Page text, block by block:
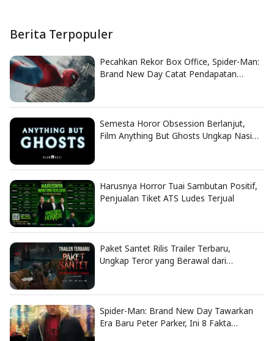
Berita Terpopuler
Pecahkan Rekor Box Office, Spider-Man:
Brand New Day Catat Pendapatan
Semesta Horor Obsession Berlanjut,
Film Anything But Ghosts Ungkap Nasib
Harusnya Horror Tuai Sambutan Positif,
Penjualan Tiket ATS Ludes Terjual
Paket Santet Rilis Trailer Terbaru,
Ungkap Teror yang Berawal dari
Spider-Man: Brand New Day Tawarkan
Era Baru Peter Parker, Ini 8 Fakta